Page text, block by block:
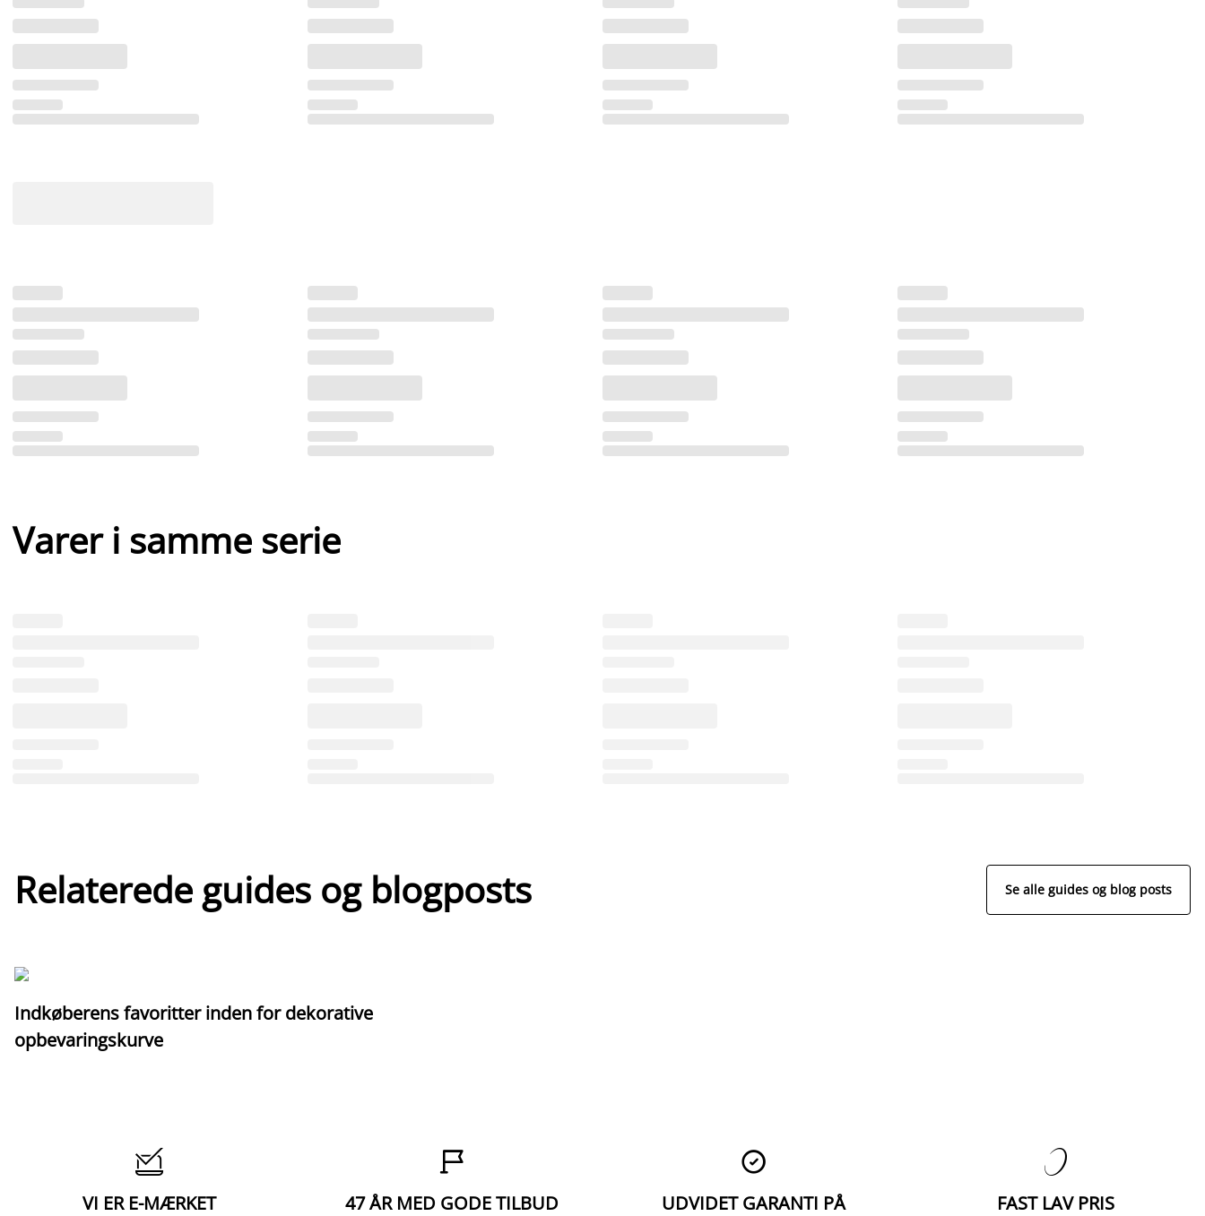
Varer i samme serie
Relaterede guides og blogposts Se alle guides og blog posts
Indkøberens favoritter inden for dekorative
opbevaringskurve

VI ER E-MÆRKET

47 ÅR MED GODE TILBUD

UDVIDET GARANTI PÅ

FAST LAV PRIS